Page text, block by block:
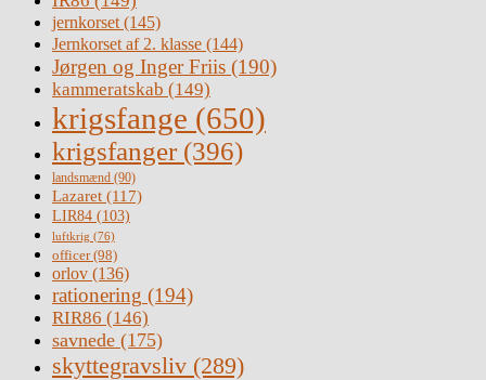
jernkorset (145)
Jernkorset af 2. klasse (144)
Jørgen og Inger Friis (190)
kammeratskab (149)
krigsfange (650)
krigsfanger (396)
landsmænd (90)
Lazaret (117)
LIR84 (103)
luftkrig (76)
officer(98)
orlov (136)
rationering (194)
RIR86 (146)
savnede (175)
skyttegravsliv (289)